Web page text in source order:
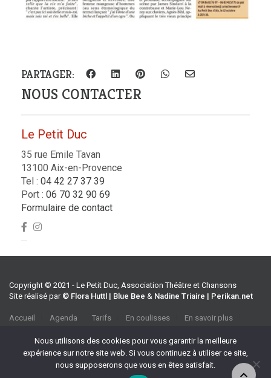
PARTAGER:
NOUS CONTACTER
Le Petit Duc
35 rue Emile Tavan
13100 Aix-en-Provence
Tel : 04 42 27 37 39
Port : 06 70 32 90 69
Formulaire de contact
Copyright © 2021 - Le Petit Duc, Association Théâtre et Chansons
Site réalisé par © Flora Huttl | Blue Bee & Nadine Triaire | Perikan.net
Accueil Agenda Tarifs En coulisses
En savoir plus
Association Théâtre et Chansons
35 rue Emile Tavan, 13100 Aix-en-Provence
04 42 27 37 39
Nous utilisons des cookies pour vous garantir la meilleure
expérience sur notre site web. Si vous continuez à utiliser ce site,
nous supposerons que vous en êtes satisfait.